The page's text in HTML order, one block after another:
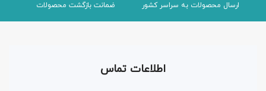
ارسال محصولات به سراسر کشور ضمانت بازگشت محصولات
اطلاعات تماس